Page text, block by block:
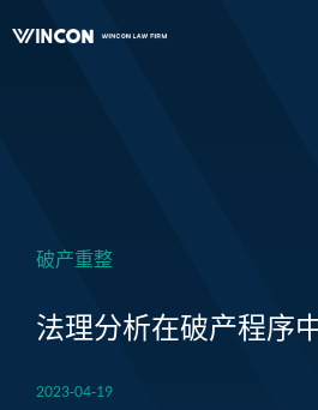
破产重整
法理分析在破产程序
2023-04-19